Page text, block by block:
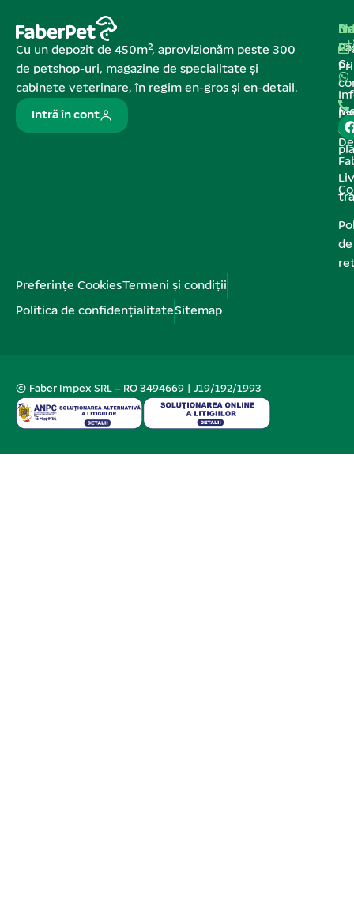
Cu un depozit de 450m², aprovizionăm peste 300
de petshop-uri, magazine de specialitate și
cabinete veterinare, în regim en-gros și en-detail.
Intră în cont
de
de
Preferințe CookiesTermeni și condiții
Politica de confidențialitateSitemap
© Faber Impex SRL – RO 3494669 | J19/192/1993